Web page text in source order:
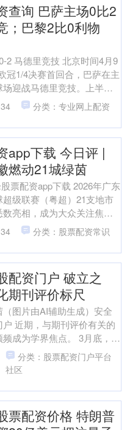
查询 巴萨主场0比2
；巴黎2比0利物
2 马德里竞技 北京时间4月9
冠1/4决赛首回合，巴萨在主
迎战马德里竞技。上半场
球因亚马尔越位在先被吹
分类：专业网上配资
app下载 今日评 |
燃动21城绿茵
票配资app下载 2026年广东
级联赛（粤超）21支地市
亮相，成为大众关注焦
浓缩的城市名片，是地域
分类：股票配资常识
配资门户 破立之
期刊评价标尺
图片由AI辅助生成）安全
近期，与期刊评价有关的
成为学界焦点。 3月底，中
情报中心宣布不再更新与
表，....
分类：股票配资门户平台
社区
票配资价格 特朗普